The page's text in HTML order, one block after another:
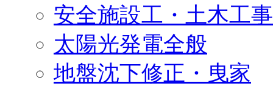
安全施設工・土木工事
太陽光発電全般
地盤沈下修正・曳家